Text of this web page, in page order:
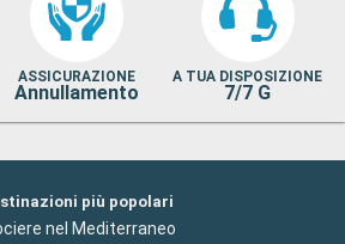
ASSICURAZIONE
Annullamento
A TUA DISPOSIZIONE
7/7 G
più popolari
nel Mediterraneo